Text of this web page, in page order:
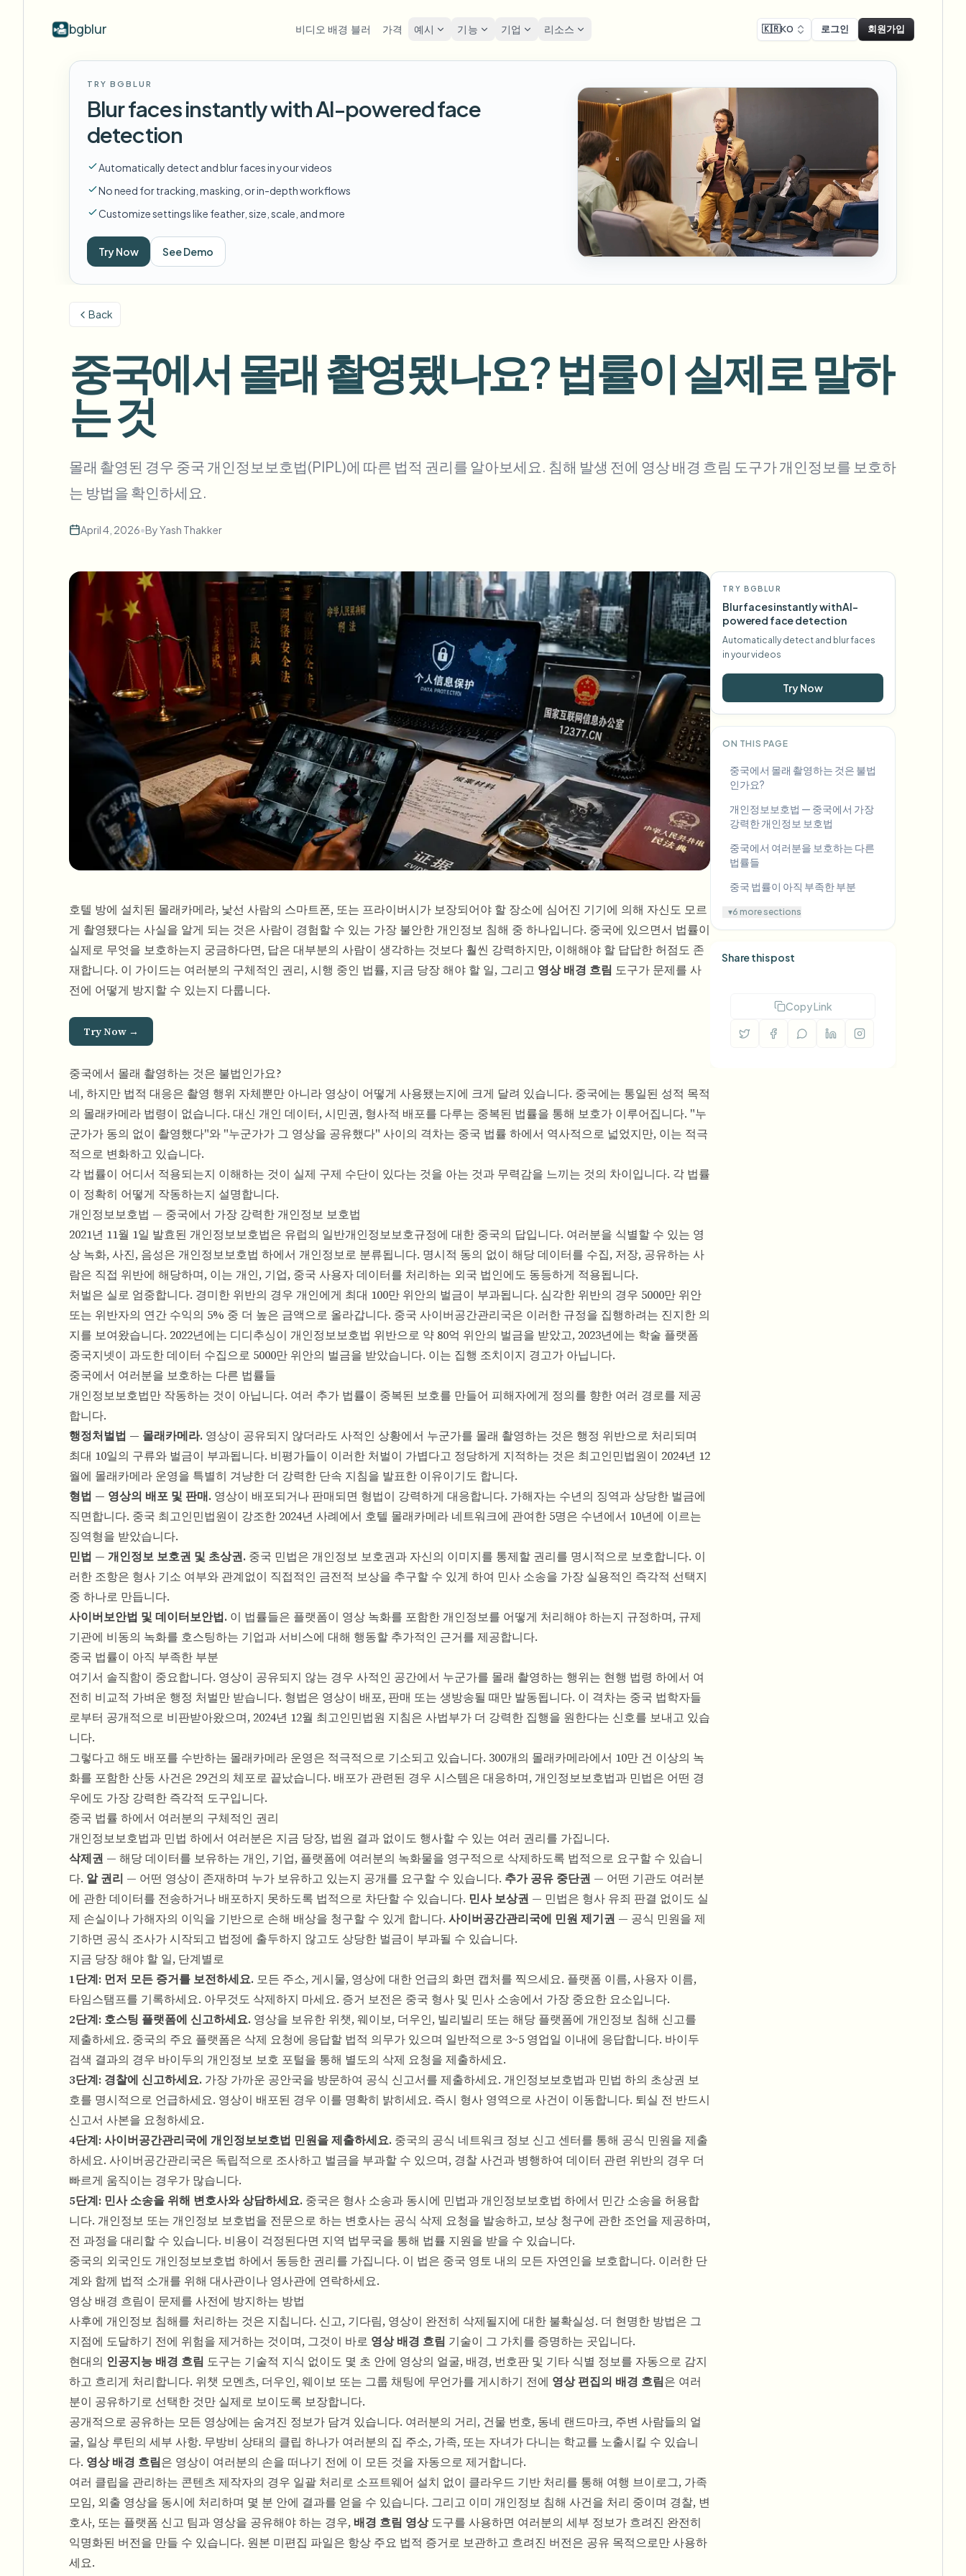
bgblur 비디오 배경 블러 가격 예시 기능 기업 리소스
Hide faces, plates, and backgrounds in
your browser.
Start with a clip
Upload a video and blur in
번호판 블러 FAST
Auto-detect plates
배경 블러
Use a prompt or draw a box
사진 얼굴 흐리기
Blur faces in photos
Team-grade redaction
음성 익명화 도구
AI voice masking
Face swap
얼굴 교체 - 이미지
Swap faces in images
얼굴 교체 - 동영상 NEW
Swap faces in video
AI Video Object
Remover
NEW
Remove objects with scene fill
Ecosystem
비디오 인텔리전스 BETA
Ask questions and get AI summaries
Vlogger Moto Vlogger Streamer Journalist Government Agency Advertising Agency
산업별
학교 및 교육
캠퍼스 카메라, 강의, 지역 대량 개인정보 보호
미디어 및 엔터테인먼트
시사회, 출시 및 규정 준수
소매 및 전자상거래
의료
클리닉 및 환자 대면 비디오 거버넌스
공공 부문
대량 얼굴 익명화
대량 배치, 보존 및 SLA
대량 번호판 블러
차량, 블랙박스 및 주차장 대규모 처리
대량 얼굴 블러
고처리량 파이프라인
기업 영역, 정책 및 검토
문의 양식
볼륨, 규정 준수, 통합에 대해 문의하세요.
대량 처리 준비
에코시스템
블로그
Answers to common questions
Privacy compliance research reports
Free video and image editing tools
Browse by workflow or use case
Explore our full product lineup
얼굴 블러, 번호판, 배경 블러, 선택적
편집의 실제 클립.
예시 라이브러리 전체 탐색
얼굴 블러
Frame-by-frame face tracking
Dashcam & street footage
배경 블러
화면 녹화 블러
Tutorials & demo redaction
GDPR 준수 블러
Privacy-compliant redaction
거리 인터뷰 블러
Bystander & face privacy
게임 및 스트림 블러
🇰🇷KO 로그인 회원가입
TRY BGBLUR
Blur faces instantly with AI-powered face
detection
Automatically detect and blur faces in your videos
No need for tracking, masking, or in-depth workflows
Customize settings like feather, size, scale, and more
Try Now See Demo
Back
중국에서 몰래 촬영됐나요? 법률이 실제로 말하
는 것
몰래 촬영된 경우 중국 개인정보보호법(PIPL)에 따른 법적 권리를 알아보세요. 침해 발생 전에 영상 배경 흐림 도구가 개인정보를 보호하
는 방법을 확인하세요.
April 4, 2026•ByYash Thakker
호텔 방에 설치된 몰래카메라, 낯선 사람의 스마트폰, 또는 프라이버시가 보장되어야 할 장소에 심어진 기기에 의해 자신도 모르
게 촬영됐다는 사실을 알게 되는 것은 사람이 경험할 수 있는 가장 불안한 개인정보 침해 중 하나입니다. 중국에 있으면서 법률이
실제로 무엇을 보호하는지 궁금하다면, 답은 대부분의 사람이 생각하는 것보다 훨씬 강력하지만, 이해해야 할 답답한 허점도 존
재합니다. 이 가이드는 여러분의 구체적인 권리, 시행 중인 법률, 지금 당장 해야 할 일, 그리고 영상 배경 흐림 도구가 문제를 사
전에 어떻게 방지할 수 있는지 다룹니다.
Try Now →
중국에서 몰래 촬영하는 것은 불법인가요?
네, 하지만 법적 대응은 촬영 행위 자체뿐만 아니라 영상이 어떻게 사용됐는지에 크게 달려 있습니다. 중국에는 통일된 성적 목적
의 몰래카메라 법령이 없습니다. 대신 개인 데이터, 시민권, 형사적 배포를 다루는 중복된 법률을 통해 보호가 이루어집니다. "누
군가가 동의 없이 촬영했다"와 "누군가가 그 영상을 공유했다" 사이의 격차는 중국 법률 하에서 역사적으로 넓었지만, 이는 적극
적으로 변화하고 있습니다.
각 법률이 어디서 적용되는지 이해하는 것이 실제 구제 수단이 있다는 것을 아는 것과 무력감을 느끼는 것의 차이입니다. 각 법률
이 정확히 어떻게 작동하는지 설명합니다.
개인정보보호법 — 중국에서 가장 강력한 개인정보 보호법
2021년 11월 1일 발효된 개인정보보호법은 유럽의 일반개인정보보호규정에 대한 중국의 답입니다. 여러분을 식별할 수 있는 영
상 녹화, 사진, 음성은 개인정보보호법 하에서 개인정보로 분류됩니다. 명시적 동의 없이 해당 데이터를 수집, 저장, 공유하는 사
람은 직접 위반에 해당하며, 이는 개인, 기업, 중국 사용자 데이터를 처리하는 외국 법인에도 동등하게 적용됩니다.
처벌은 실로 엄중합니다. 경미한 위반의 경우 개인에게 최대 100만 위안의 벌금이 부과됩니다. 심각한 위반의 경우 5000만 위안
또는 위반자의 연간 수익의 5% 중 더 높은 금액으로 올라갑니다. 중국 사이버공간관리국은 이러한 규정을 집행하려는 진지한 의
지를 보여왔습니다. 2022년에는 디디추싱이 개인정보보호법 위반으로 약 80억 위안의 벌금을 받았고, 2023년에는 학술 플랫폼
중국지넷이 과도한 데이터 수집으로 5000만 위안의 벌금을 받았습니다. 이는 집행 조치이지 경고가 아닙니다.
중국에서 여러분을 보호하는 다른 법률들
개인정보보호법만 작동하는 것이 아닙니다. 여러 추가 법률이 중복된 보호를 만들어 피해자에게 정의를 향한 여러 경로를 제공
합니다.
행정처벌법 — 몰래카메라. 영상이 공유되지 않더라도 사적인 상황에서 누군가를 몰래 촬영하는 것은 행정 위반으로 처리되며
최대 10일의 구류와 벌금이 부과됩니다. 비평가들이 이러한 처벌이 가볍다고 정당하게 지적하는 것은 최고인민법원이 2024년 12
월에 몰래카메라 운영을 특별히 겨냥한 더 강력한 단속 지침을 발표한 이유이기도 합니다.
형법 — 영상의 배포 및 판매. 영상이 배포되거나 판매되면 형법이 강력하게 대응합니다. 가해자는 수년의 징역과 상당한 벌금에
직면합니다. 중국 최고인민법원이 강조한 2024년 사례에서 호텔 몰래카메라 네트워크에 관여한 5명은 수년에서 10년에 이르는
징역형을 받았습니다.
민법 — 개인정보 보호권 및 초상권. 중국 민법은 개인정보 보호권과 자신의 이미지를 통제할 권리를 명시적으로 보호합니다. 이
러한 조항은 형사 기소 여부와 관계없이 직접적인 금전적 보상을 추구할 수 있게 하여 민사 소송을 가장 실용적인 즉각적 선택지
중 하나로 만듭니다.
사이버보안법 및 데이터보안법. 이 법률들은 플랫폼이 영상 녹화를 포함한 개인정보를 어떻게 처리해야 하는지 규정하며, 규제
기관에 비동의 녹화를 호스팅하는 기업과 서비스에 대해 행동할 추가적인 근거를 제공합니다.
중국 법률이 아직 부족한 부분
여기서 솔직함이 중요합니다. 영상이 공유되지 않는 경우 사적인 공간에서 누군가를 몰래 촬영하는 행위는 현행 법령 하에서 여
전히 비교적 가벼운 행정 처벌만 받습니다. 형법은 영상이 배포, 판매 또는 생방송될 때만 발동됩니다. 이 격차는 중국 법학자들
로부터 공개적으로 비판받아왔으며, 2024년 12월 최고인민법원 지침은 사법부가 더 강력한 집행을 원한다는 신호를 보내고 있습
니다.
그렇다고 해도 배포를 수반하는 몰래카메라 운영은 적극적으로 기소되고 있습니다. 300개의 몰래카메라에서 10만 건 이상의 녹
화를 포함한 산둥 사건은 29건의 체포로 끝났습니다. 배포가 관련된 경우 시스템은 대응하며, 개인정보보호법과 민법은 어떤 경
우에도 가장 강력한 즉각적 도구입니다.
중국 법률 하에서 여러분의 구체적인 권리
개인정보보호법과 민법 하에서 여러분은 지금 당장, 법원 결과 없이도 행사할 수 있는 여러 권리를 가집니다.
삭제권 — 해당 데이터를 보유하는 개인, 기업, 플랫폼에 여러분의 녹화물을 영구적으로 삭제하도록 법적으로 요구할 수 있습니
다. 알 권리 — 어떤 영상이 존재하며 누가 보유하고 있는지 공개를 요구할 수 있습니다. 추가 공유 중단권 — 어떤 기관도 여러분
에 관한 데이터를 전송하거나 배포하지 못하도록 법적으로 차단할 수 있습니다. 민사 보상권 — 민법은 형사 유죄 판결 없이도 실
제 손실이나 가해자의 이익을 기반으로 손해 배상을 청구할 수 있게 합니다. 사이버공간관리국에 민원 제기권 — 공식 민원을 제
기하면 공식 조사가 시작되고 법정에 출두하지 않고도 상당한 벌금이 부과될 수 있습니다.
지금 당장 해야 할 일, 단계별로
1단계: 먼저 모든 증거를 보전하세요. 모든 주소, 게시물, 영상에 대한 언급의 화면 캡처를 찍으세요. 플랫폼 이름, 사용자 이름,
타임스탬프를 기록하세요. 아무것도 삭제하지 마세요. 증거 보전은 중국 형사 및 민사 소송에서 가장 중요한 요소입니다.
2단계: 호스팅 플랫폼에 신고하세요. 영상을 보유한 위챗, 웨이보, 더우인, 빌리빌리 또는 해당 플랫폼에 개인정보 침해 신고를
제출하세요. 중국의 주요 플랫폼은 삭제 요청에 응답할 법적 의무가 있으며 일반적으로 3~5 영업일 이내에 응답합니다. 바이두
검색 결과의 경우 바이두의 개인정보 보호 포털을 통해 별도의 삭제 요청을 제출하세요.
3단계: 경찰에 신고하세요. 가장 가까운 공안국을 방문하여 공식 신고서를 제출하세요. 개인정보보호법과 민법 하의 초상권 보
호를 명시적으로 언급하세요. 영상이 배포된 경우 이를 명확히 밝히세요. 즉시 형사 영역으로 사건이 이동합니다. 퇴실 전 반드시
신고서 사본을 요청하세요.
4단계: 사이버공간관리국에 개인정보보호법 민원을 제출하세요. 중국의 공식 네트워크 정보 신고 센터를 통해 공식 민원을 제출
하세요. 사이버공간관리국은 독립적으로 조사하고 벌금을 부과할 수 있으며, 경찰 사건과 병행하여 데이터 관련 위반의 경우 더
빠르게 움직이는 경우가 많습니다.
5단계: 민사 소송을 위해 변호사와 상담하세요. 중국은 형사 소송과 동시에 민법과 개인정보보호법 하에서 민간 소송을 허용합
니다. 개인정보 또는 개인정보 보호법을 전문으로 하는 변호사는 공식 삭제 요청을 발송하고, 보상 청구에 관한 조언을 제공하며,
전 과정을 대리할 수 있습니다. 비용이 걱정된다면 지역 법무국을 통해 법률 지원을 받을 수 있습니다.
중국의 외국인도 개인정보보호법 하에서 동등한 권리를 가집니다. 이 법은 중국 영토 내의 모든 자연인을 보호합니다. 이러한 단
계와 함께 법적 소개를 위해 대사관이나 영사관에 연락하세요.
영상 배경 흐림이 문제를 사전에 방지하는 방법
사후에 개인정보 침해를 처리하는 것은 지칩니다. 신고, 기다림, 영상이 완전히 삭제될지에 대한 불확실성. 더 현명한 방법은 그
지점에 도달하기 전에 위험을 제거하는 것이며, 그것이 바로 영상 배경 흐림 기술이 그 가치를 증명하는 곳입니다.
현대의 인공지능 배경 흐림 도구는 기술적 지식 없이도 몇 초 안에 영상의 얼굴, 배경, 번호판 및 기타 식별 정보를 자동으로 감지
하고 흐리게 처리합니다. 위챗 모멘츠, 더우인, 웨이보 또는 그룹 채팅에 무언가를 게시하기 전에 영상 편집의 배경 흐림은 여러
분이 공유하기로 선택한 것만 실제로 보이도록 보장합니다.
공개적으로 공유하는 모든 영상에는 숨겨진 정보가 담겨 있습니다. 여러분의 거리, 건물 번호, 동네 랜드마크, 주변 사람들의 얼
굴, 일상 루틴의 세부 사항. 무방비 상태의 클립 하나가 여러분의 집 주소, 가족, 또는 자녀가 다니는 학교를 노출시킬 수 있습니
다. 영상 배경 흐림은 영상이 여러분의 손을 떠나기 전에 이 모든 것을 자동으로 제거합니다.
여러 클립을 관리하는 콘텐츠 제작자의 경우 일괄 처리로 소프트웨어 설치 없이 클라우드 기반 처리를 통해 여행 브이로그, 가족
모임, 외출 영상을 동시에 처리하며 몇 분 안에 결과를 얻을 수 있습니다. 그리고 이미 개인정보 침해 사건을 처리 중이며 경찰, 변
호사, 또는 플랫폼 신고 팀과 영상을 공유해야 하는 경우, 배경 흐림 영상도구를 사용하면 여러분의 세부 정보가 흐려진 완전히
익명화된 버전을 만들 수 있습니다. 원본 미편집 파일은 항상 주요 법적 증거로 보관하고 흐려진 버전은 공유 목적으로만 사용하
세요.
TRY BGBLUR
Blur faces instantly with AI-
powered face detection
Automatically detect and blur faces
in your videos
Try Now
ON THIS PAGE
중국에서 몰래 촬영하는 것은 불법
인가요?
개인정보보호법 — 중국에서 가장
강력한 개인정보 보호법
중국에서 여러분을 보호하는 다른
법률들
중국 법률이 아직 부족한 부분
▾6 more sections
Share this post
Copy Link